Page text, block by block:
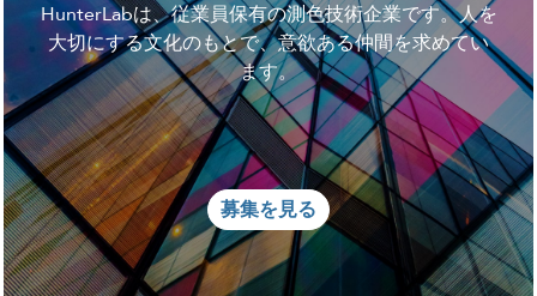
HunterLabは、従業員保有の測色技術企業です。人を
大切にする文化のもとで、意欲ある仲間を求めてい
ます。
募集を見る